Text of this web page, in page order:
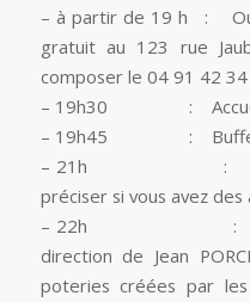
– à partir de 19 h :
gratuit au 123 rue
composer le 04 91 42
– 19h30 :
– 19h45 : Buffet
– 21h : Dîner
préciser si vous avez
– 22h : Vente
direction de Jean
poteries créées par